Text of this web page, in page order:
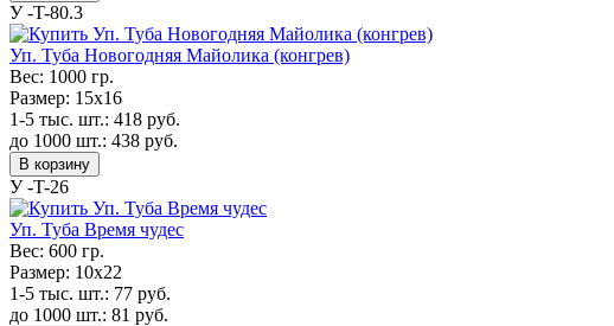
У -T-80.3
Уп. Туба Новогодняя Майолика (конгрев)
Вес: 1000 гр.
Размер: 15x16
1-5 тыс. шт.: 418 руб.
до 1000 шт.: 438 руб.
В корзину
У -T-26
Уп. Туба Время чудес
Вес: 600 гр.
Размер: 10x22
1-5 тыс. шт.: 77 руб.
до 1000 шт.: 81 руб.